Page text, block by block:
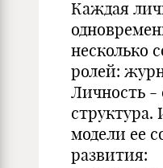
Каждая
несколько
ролей:
Личность -
структура.
модели ее
развития: